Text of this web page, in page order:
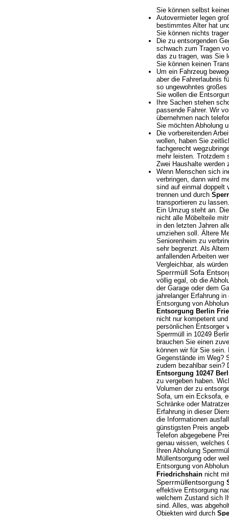
Sie können selbst
Autovermieter legen
bestimmtes Alter hat
Sie können nichts
Die zu entsorgenden
schwach zum Tragen
das zu tragen, was Sie
Sie können keinen
Um ein Fahrzeug
aber die Fahrerlaubnis
so ungewohntes
Sie wollen die
Ihre Sachen stehen
passende Fahrer. Wir
übernehmen nach
Sie möchten Abholung
Die vorbereitenden
wollen, haben Sie
fachgerecht
mehr leisten. Trotzdem
Zwei Haushalte werden
Wenn Menschen sich
verbringen, dann wird
sind auf einmal doppelt
trennen und durch
transportieren zu lassen.
Ein Umzug steht an.
nicht alle Möbelteile
in den letzten Jahren
umziehen soll. Ältere
Seniorenheim zu
sehr begrenzt. Als
anfallenden Arbeiten
Vergleichbar, als
Sperrmüll Sofa
völlig egal, ob die
der Garage oder dem
jahrelanger Erfahrung
Entsorgung von
Entsorgung Berlin
nicht nur kompetent
persönlichen Entsorger
Sperrmüll in 10249
brauchen Sie einen
können wir für Sie sein.
Gegenstände im Weg?
zudem bezahlbar sein?
Entsorgung 10247
zu vergeben haben.
Volumen der zu
Sofa, um ein Ecksofa,
Schränke oder
Erfahrung in dieser
die Informationen
günstigsten Preis
Telefon abgegebene
genau wissen, welches
Ihren Abholung
Müllentsorgung oder
Entsorgung von
Friedrichshain nicht
Sperrmüllentsorgung
effektive Entsorgung
welchem Zustand sich
sind. Alles, was
Objekten wird durch